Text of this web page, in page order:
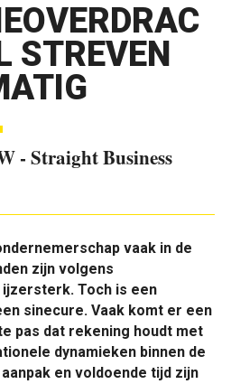
STREVEN
- Straight Business
vaak in de
zijn volgens
Toch is een
sinecure. Vaak komt er een
pas dat rekening houdt met
dynamieken binnen de
en voldoende tijd zijn